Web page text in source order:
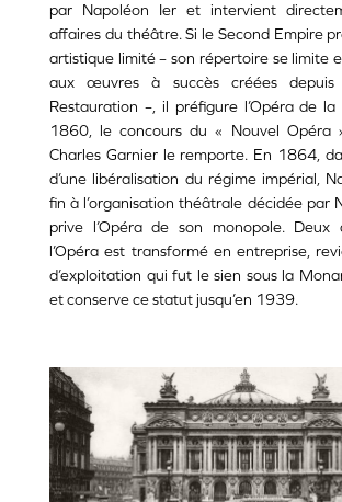
par Napoléon Ier et intervient
affaires du théâtre. Si le Second Empire
artistique limité – son répertoire se limite
aux œuvres à succès créées
Restauration –, il préfigure l’Opéra de
1860, le concours du « Nouvel Opéra
Charles Garnier le remporte. En 1864,
d’une libéralisation du régime impérial,
fin à l’organisation théâtrale décidée par
prive l’Opéra de son monopole. Deux
l’Opéra est transformé en entreprise,
d’exploitation qui fut le sien sous la
et conserve ce statut jusqu’en 1939.